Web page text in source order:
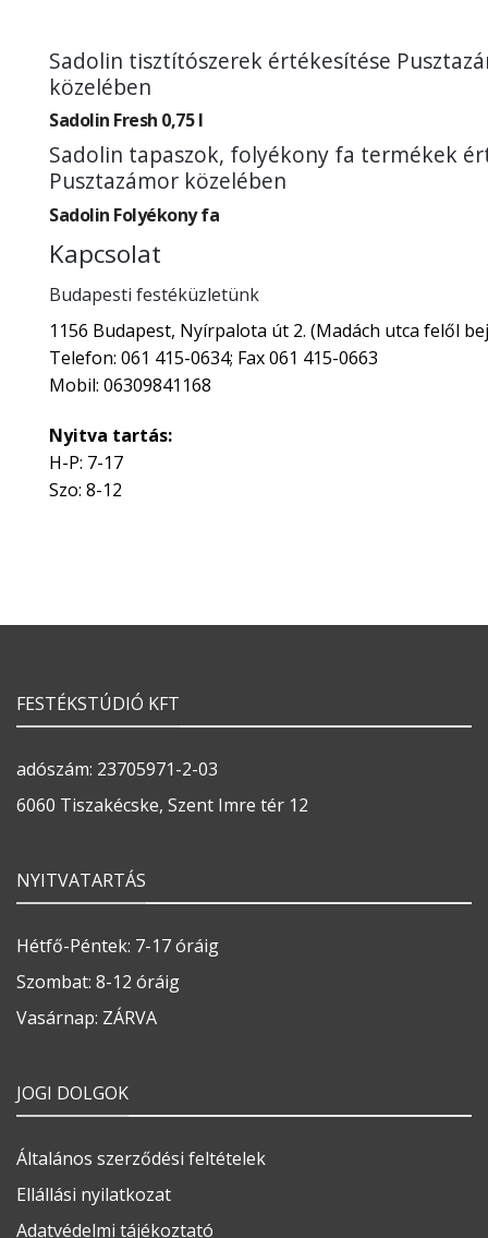
Sadolin tisztítószerek értékesítése
közelében
Sadolin Fresh 0,75 l
Sadolin tapaszok, folyékony fa termékek
Pusztazámor közelében
Sadolin Folyékony fa
Kapcsolat
Budapesti festéküzletünk
1156 Budapest, Nyírpalota út 2. (Madách utca felől
Telefon: 061 415-0634; Fax 061 415-0663
Mobil: 06309841168
Nyitva tartás:
H-P: 7-17
Szo: 8-12
FESTÉKSTÚDIÓ KFT
adószám: 23705971-2-03
6060 Tiszakécske, Szent Imre tér 12
NYITVATARTÁS
Hétfő-Péntek: 7-17 óráig
Szombat: 8-12 óráig
Vasárnap: ZÁRVA
JOGI DOLGOK
Általános szerződési feltételek
Ellállási nyilatkozat
Adatvédelmi tájékoztató